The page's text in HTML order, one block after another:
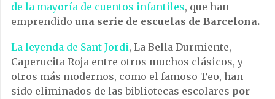
de la mayoría de cuentos infantiles, que han
emprendido una serie de escuelas de Barcelona.
La leyenda de Sant Jordi, La Bella Durmiente,
Caperucita Roja entre otros muchos clásicos, y
otros más modernos, como el famoso Teo, han
sido eliminados de las bibliotecas escolares por